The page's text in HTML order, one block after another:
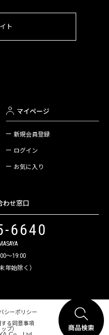
ト
マイページ
新規会員登録
ログイン
お気に入り
わせ窓口
6640
～19:00
年始除く）
シーポリシー
する同意事項
プ）